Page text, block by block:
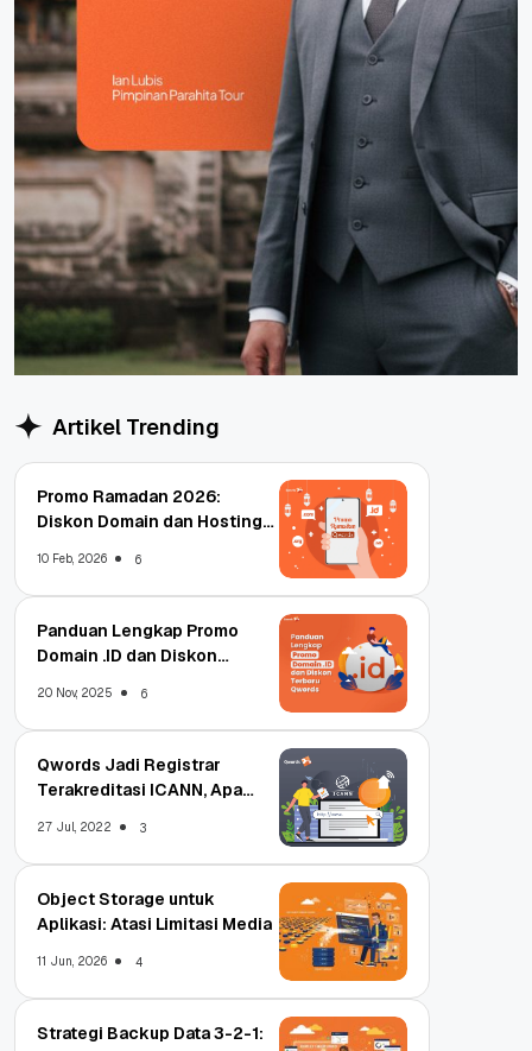
Artikel Trending
Promo Ramadan 2026:
Diskon Domain dan Hosting
10 Feb, 2026 6
Panduan Lengkap Promo
Domain .ID dan Diskon
20 Nov, 2025 6
Qwords Jadi Registrar
Terakreditasi ICANN, Apa
27 Jul, 2022 3
Object Storage untuk
Aplikasi: Atasi Limitasi Media
11 Jun, 2026 4
Strategi Backup Data 3-2-1: